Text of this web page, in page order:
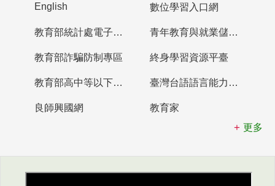
English 數位學習入口網
教育部統計處電子書櫃 青年教育與就業儲蓄帳戶
教育部詐騙防制專區 終身學習資源平臺
教育部高中等以下學校及幼兒園教師資格檢定考試 臺灣台語語言能力認證網站
良師興國網
教育家
更多